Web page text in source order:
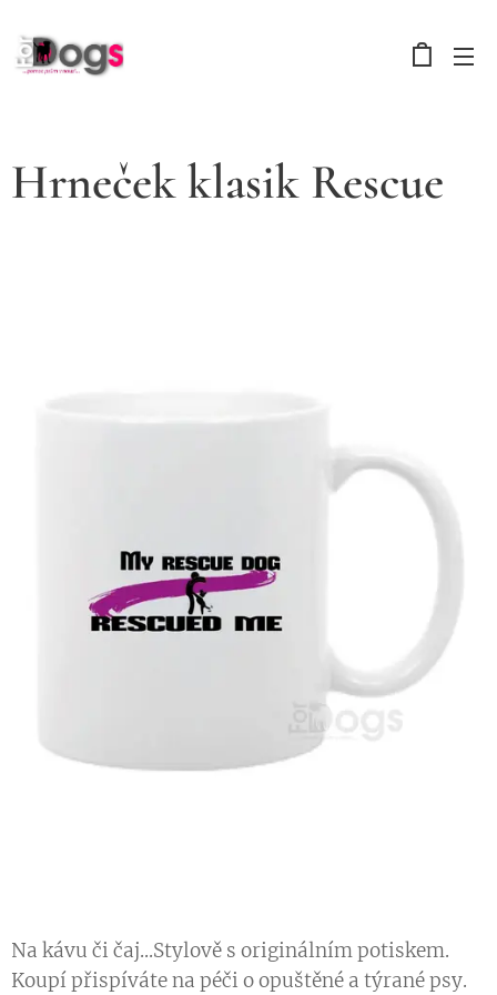
Hrneček klasik Rescue
Na kávu či čaj...Stylově s originálním potiskem.
Koupí přispíváte na péči o opuštěné a týrané psy.